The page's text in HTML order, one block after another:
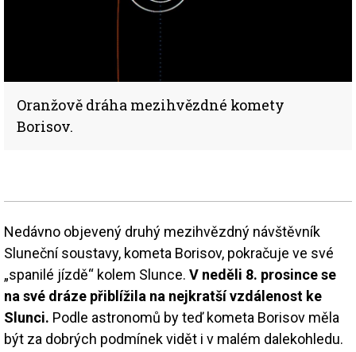
Oranžově dráha mezihvězdné komety
Borisov.
Nedávno objevený druhý mezihvězdný návštěvník
Sluneční soustavy, kometa Borisov, pokračuje ve své
„spanilé jízdě“ kolem Slunce. V neděli 8. prosince se
na své dráze přiblížila na nejkratší vzdálenost ke
Slunci. Podle astronomů by teď kometa Borisov měla
být za dobrých podmínek vidět i v malém dalekohledu.